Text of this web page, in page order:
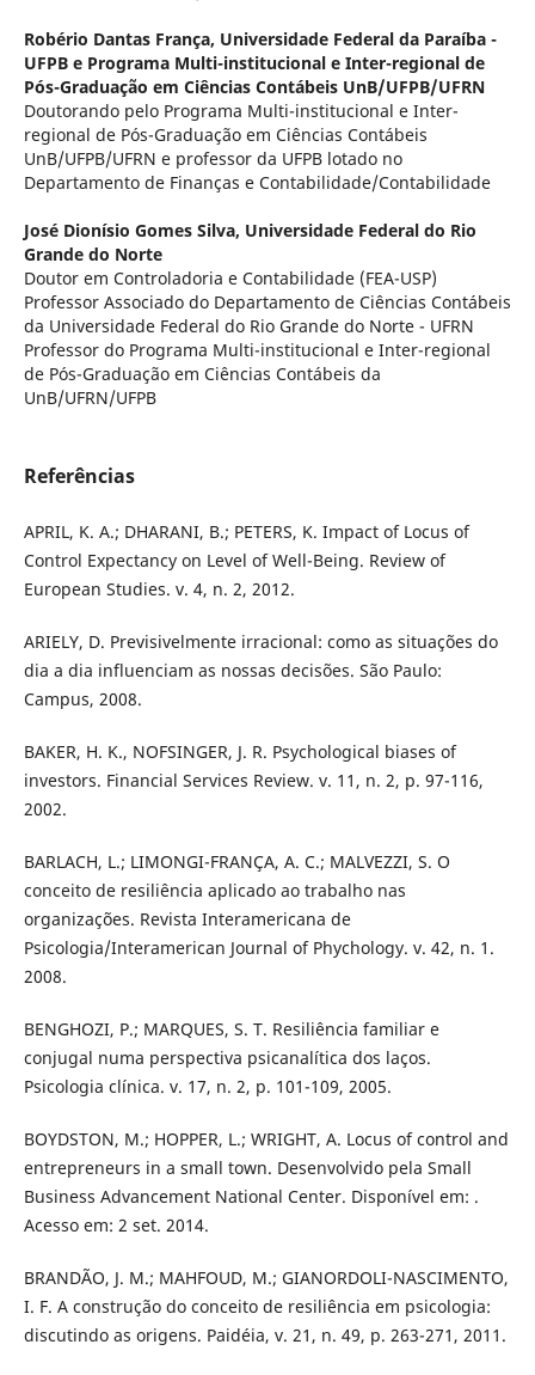
Robério Dantas França, Universidade Federal da Paraíba -
UFPB e Programa Multi-institucional e Inter-regional de
Pós-Graduação em Ciências Contábeis UnB/UFPB/UFRN
Doutorando pelo Programa Multi-institucional e Inter-
regional de Pós-Graduação em Ciências Contábeis
UnB/UFPB/UFRN e professor da UFPB lotado no
Departamento de Finanças e Contabilidade/Contabilidade
José Dionísio Gomes Silva, Universidade Federal do Rio
Grande do Norte
Doutor em Controladoria e Contabilidade (FEA-USP)
Professor Associado do Departamento de Ciências Contábeis
da Universidade Federal do Rio Grande do Norte - UFRN
Professor do Programa Multi-institucional e Inter-regional
de Pós-Graduação em Ciências Contábeis da
UnB/UFRN/UFPB
Referências
APRIL, K. A.; DHARANI, B.; PETERS, K. Impact of Locus of
Control Expectancy on Level of Well-Being. Review of
European Studies. v. 4, n. 2, 2012.
ARIELY, D. Previsivelmente irracional: como as situações do
dia a dia influenciam as nossas decisões. São Paulo:
Campus, 2008.
BAKER, H. K., NOFSINGER, J. R. Psychological biases of
investors. Financial Services Review. v. 11, n. 2, p. 97-116,
2002.
BARLACH, L.; LIMONGI-FRANÇA, A. C.; MALVEZZI, S. O
conceito de resiliência aplicado ao trabalho nas
organizações. Revista Interamericana de
Psicologia/Interamerican Journal of Phychology. v. 42, n. 1.
2008.
BENGHOZI, P.; MARQUES, S. T. Resiliência familiar e
conjugal numa perspectiva psicanalítica dos laços.
Psicologia clínica. v. 17, n. 2, p. 101-109, 2005.
BOYDSTON, M.; HOPPER, L.; WRIGHT, A. Locus of control and
entrepreneurs in a small town. Desenvolvido pela Small
Business Advancement National Center. Disponível em: .
Acesso em: 2 set. 2014.
BRANDÃO, J. M.; MAHFOUD, M.; GIANORDOLI-NASCIMENTO,
I. F. A construção do conceito de resiliência em psicologia:
discutindo as origens. Paidéia, v. 21, n. 49, p. 263-271, 2011.